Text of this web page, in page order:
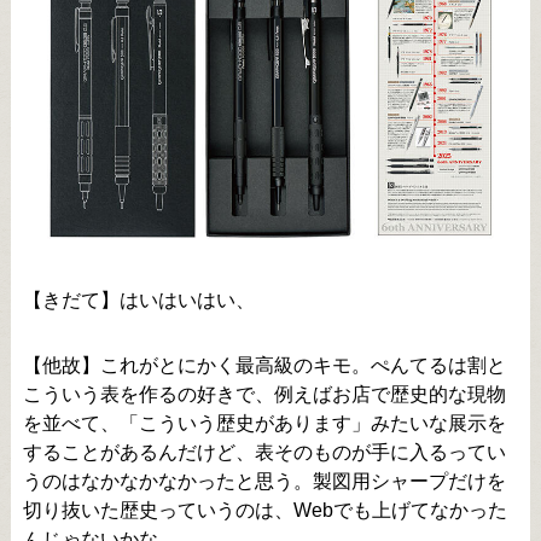
【きだて】はいはいはい、
【他故】これがとにかく最高級のキモ。ぺんてるは割と
こういう表を作るの好きで、例えばお店で歴史的な現物
を並べて、「こういう歴史があります」みたいな展示を
することがあるんだけど、表そのものが手に入るってい
うのはなかなかなかったと思う。製図用シャープだけを
切り抜いた歴史っていうのは、Webでも上げてなかった